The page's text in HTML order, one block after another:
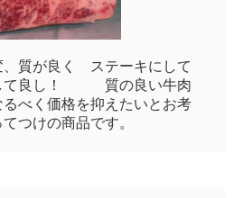
質が良く ステーキにして
て良し！ 質の良い牛肉
べく価格を抑えたいとお考
つけの商品です。